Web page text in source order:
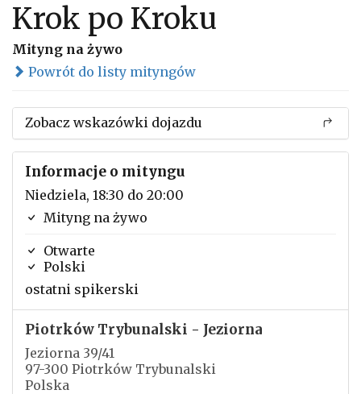
Krok po Kroku
Mityng na żywo
Powrót do listy mityngów
Zobacz wskazówki dojazdu
Informacje o mityngu
Niedziela, 18:30 do 20:00
Mityng na żywo
Otwarte
Polski
ostatni spikerski
Piotrków Trybunalski - Jeziorna
Jeziorna 39/41
97-300 Piotrków Trybunalski
Polska